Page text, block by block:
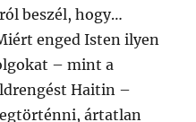
beszél, hogy…
enged Isten ilyen
– mint a
Haitin –
ártatlan